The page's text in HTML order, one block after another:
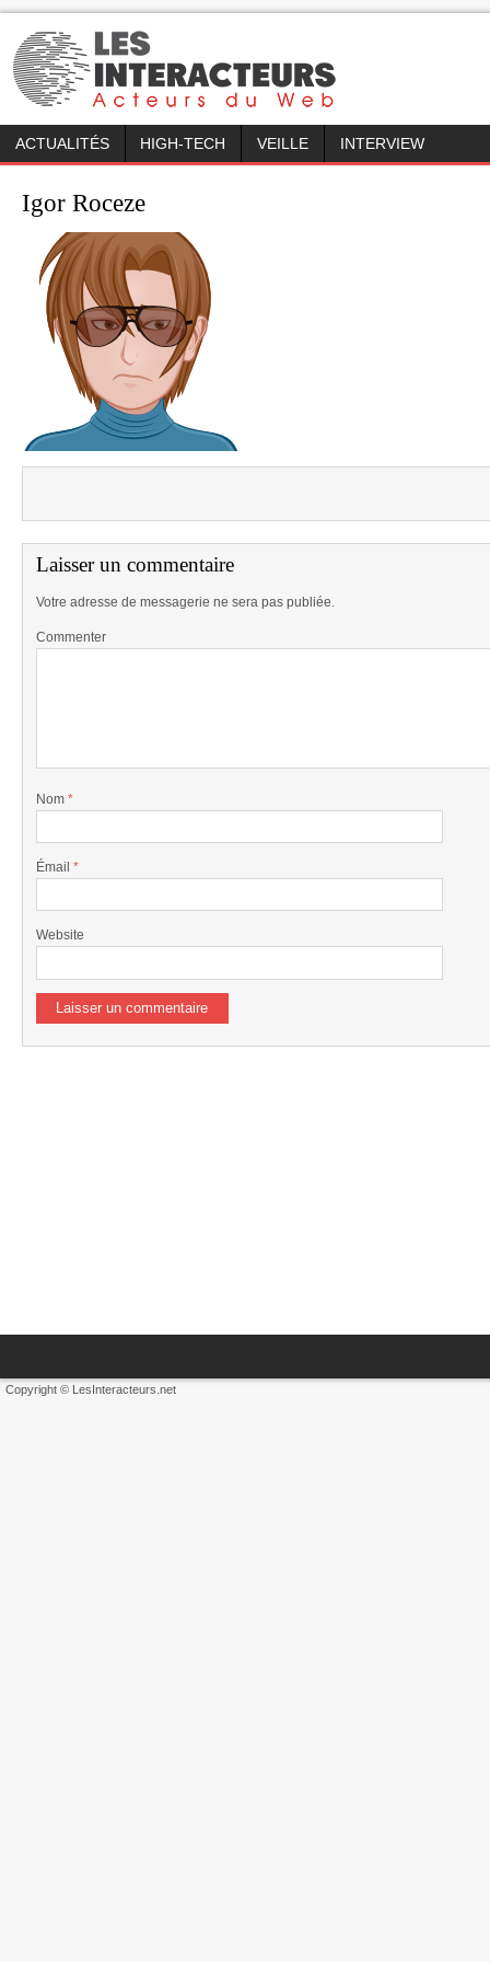
ACTUALITÉS HIGH-TECH VEILLE INTERVIEW
Igor Roceze
Laisser un commentaire
Votre adresse de messagerie ne sera pas publiée.
Commenter
Nom *
Émail *
Website
Copyright © LesInteracteurs.net